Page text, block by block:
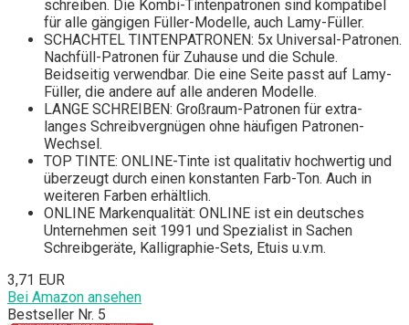
schreiben. Die Kombi-Tintenpatronen sind kompatibel
für alle gängigen Füller-Modelle, auch Lamy-Füller.
SCHACHTEL TINTENPATRONEN: 5x Universal-Patronen.
Nachfüll-Patronen für Zuhause und die Schule.
Beidseitig verwendbar. Die eine Seite passt auf Lamy-
Füller, die andere auf alle anderen Modelle.
LANGE SCHREIBEN: Großraum-Patronen für extra-
langes Schreibvergnügen ohne häufigen Patronen-
Wechsel.
TOP TINTE: ONLINE-Tinte ist qualitativ hochwertig und
überzeugt durch einen konstanten Farb-Ton. Auch in
weiteren Farben erhältlich.
ONLINE Markenqualität: ONLINE ist ein deutsches
Unternehmen seit 1991 und Spezialist in Sachen
Schreibgeräte, Kalligraphie-Sets, Etuis u.v.m.
3,71 EUR
Bei Amazon ansehen
Bestseller Nr. 5